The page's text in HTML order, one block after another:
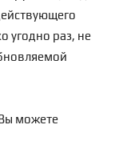
угодно раз, не
можете